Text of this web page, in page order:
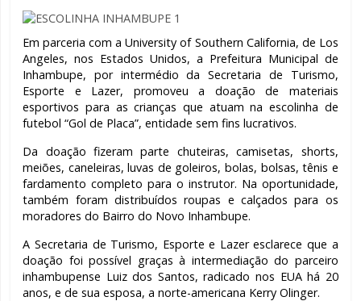
Em parceria com a University of Southern California, de Los
Angeles, nos Estados Unidos, a Prefeitura Municipal de
Inhambupe, por intermédio da Secretaria de Turismo,
Esporte e Lazer, promoveu a doação de materiais
esportivos para as crianças que atuam na escolinha de
futebol “Gol de Placa”, entidade sem fins lucrativos.
Da doação fizeram parte chuteiras, camisetas, shorts,
meiões, caneleiras, luvas de goleiros, bolas, bolsas, tênis e
fardamento completo para o instrutor. Na oportunidade,
também foram distribuídos roupas e calçados para os
moradores do Bairro do Novo Inhambupe.
A Secretaria de Turismo, Esporte e Lazer esclarece que a
doação foi possível graças à intermediação do parceiro
inhambupense Luiz dos Santos, radicado nos EUA há 20
anos, e de sua esposa, a norte-americana Kerry Olinger.